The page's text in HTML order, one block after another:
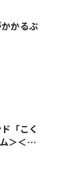
かるぶ
「こく
＞＜ビ